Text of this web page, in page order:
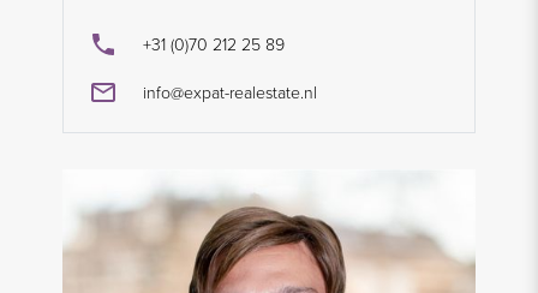
+31 (0)70 212 25 89
info@expat-realestate.nl